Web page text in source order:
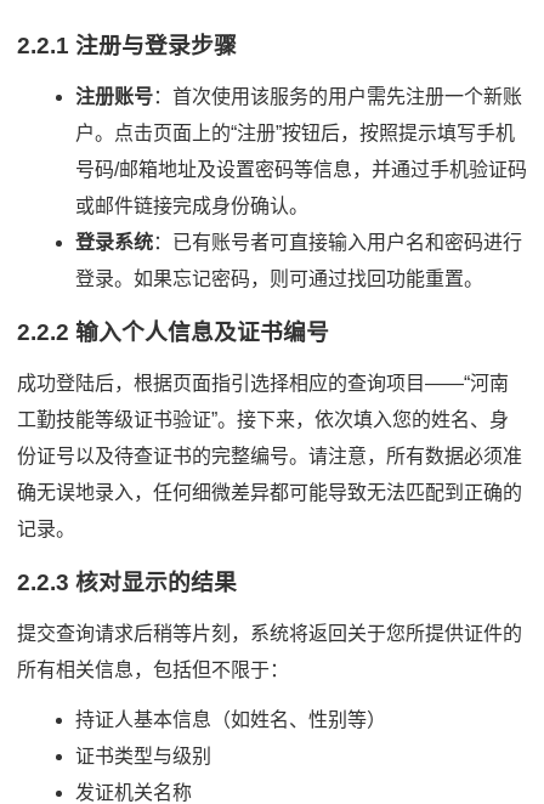
2.2.1 注册与登录步骤
注册账号：首次使用该服务的用户需先注册一个新账
户。点击页面上的“注册”按钮后，按照提示填写手机
号码/邮箱地址及设置密码等信息，并通过手机验证码
或邮件链接完成身份确认。
登录系统：已有账号者可直接输入用户名和密码进行
登录。如果忘记密码，则可通过找回功能重置。
2.2.2 输入个人信息及证书编号
成功登陆后，根据页面指引选择相应的查询项目——“河南
工勤技能等级证书验证”。接下来，依次填入您的姓名、身
份证号以及待查证书的完整编号。请注意，所有数据必须准
确无误地录入，任何细微差异都可能导致无法匹配到正确的
记录。
2.2.3 核对显示的结果
提交查询请求后稍等片刻，系统将返回关于您所提供证件的
所有相关信息，包括但不限于：
持证人基本信息（如姓名、性别等）
证书类型与级别
发证机关名称